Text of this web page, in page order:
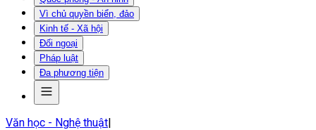
Vì chủ quyền biển, đảo
Kinh tế - Xã hội
Đối ngoại
Pháp luật
Đa phương tiện
Văn học - Nghệ thuật|